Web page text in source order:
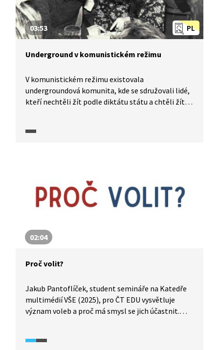
PL
03:53
Underground v komunistickém režimu
V komunistickém režimu existovala
undergroundová komunita, kde se sdružovali lidé,
kteří nechtěli žít podle diktátu státu a chtěli žít
činnosti, nenašli zaměstnání apod. Režim se jich
úřadů, jak ukazuje video z dokumentárního cyklu
Neznámí hrdinové (2011).
02:04
Proč volit?
Jakub Pantoflíček, student semináře na Katedře
multimédií VŠE (2025), pro ČT EDU vysvětluje
význam voleb a proč má smysl se jich účastnit.
nezúčastní, rozhodnou za něj ti, kdo k volbám